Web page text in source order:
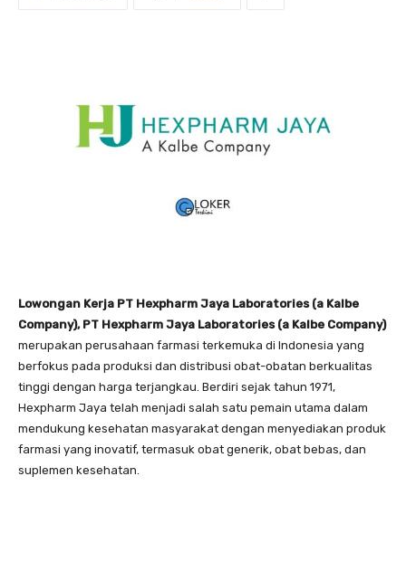
Lowongan Kerja PT Hexpharm Jaya Laboratories (a Kalbe
Company), PT Hexpharm Jaya Laboratories (a Kalbe Company)
merupakan perusahaan farmasi terkemuka di Indonesia yang
berfokus pada produksi dan distribusi obat-obatan berkualitas
tinggi dengan harga terjangkau. Berdiri sejak tahun 1971,
Hexpharm Jaya telah menjadi salah satu pemain utama dalam
mendukung kesehatan masyarakat dengan menyediakan produk
farmasi yang inovatif, termasuk obat generik, obat bebas, dan
suplemen kesehatan.